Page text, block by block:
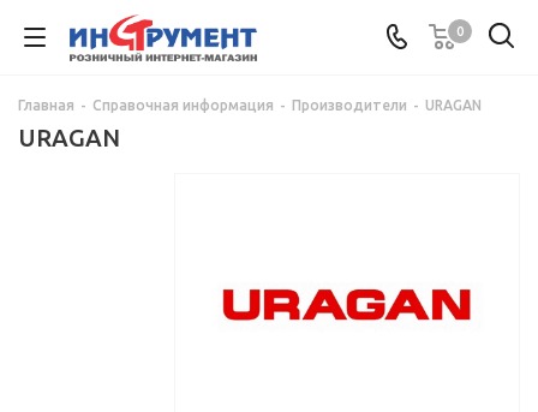
0
Главная - Справочная информация - Производители - URAGAN
URAGAN